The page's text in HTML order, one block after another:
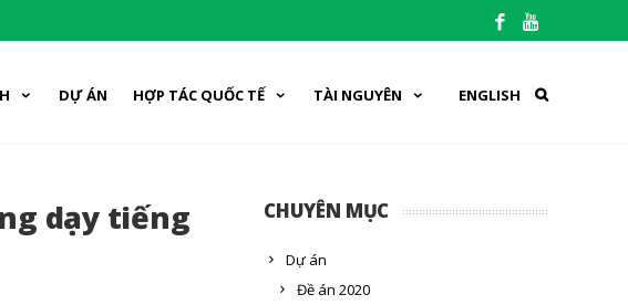
DỰ ÁN HỢP TÁC QUỐC TẾ TÀI NGUYÊN ENGLISH
dạy tiếng
CHUYÊN MỤC
Dự án
Đề án 2020